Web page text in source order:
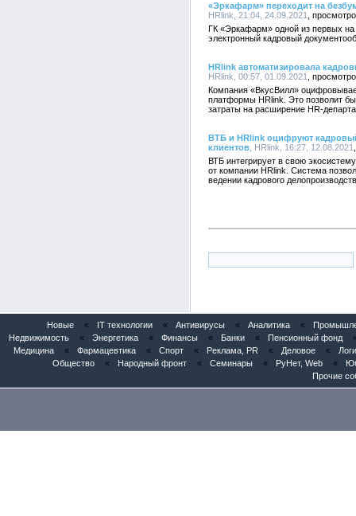
«Эркафарм» переходит на
HRlink, 21:04, 24.09.2021
ГК «Эркафарм» одной из первых
электронный кадровый
HRlink автоматизировала
HRlink, 00:57, 01.09.2021
Компания «ВкусВилл»
платформы HRlink. Это позволит
затраты на расширение HR-
ВТБ и HRlink оцифруют
клиентов , HRlink, 16:27, 12.08.2021
ВТБ интегрирует в свою
от компании HRlink. Система
ведении кадрового
Новые « IT технологии « Антивирусы « Аналитика «
Недвижимость
« Энергетика « Финансы « Банки « Пенсионный фонд
Медицина
« Фармацевтика « Спорт « Реклама, PR « Деловое «
Общество
« Народный фронт « Семинары « РуНет, Web «
Прочие